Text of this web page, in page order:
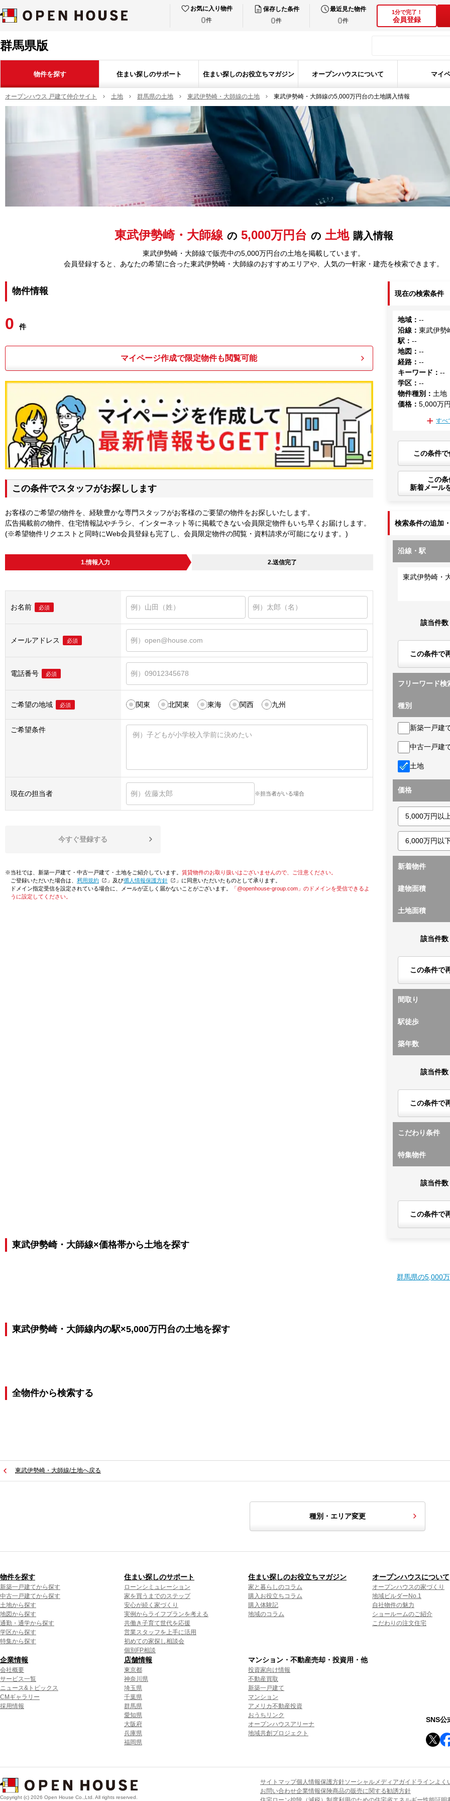
お気に入り物件
0件
保存した条件
0件
最近見た物件
0件
1分で完了！
会員登録
群馬県版
物件を探す 住まい探しのサポート 住まい探しのお役立ちマガジン オープンハウスについて マイ
オープンハウス 戸建て仲介サイト 土地 群馬県の土地 東武伊勢崎・大師線の土地 東武伊勢崎・大師線の5,000万円台の土地購入情報
東武伊勢崎・大師線 の 5,000万円台 の 土地 購入情報
東武伊勢崎・大師線で販売中の5,000万円台の土地を掲載しています。
会員登録すると、あなたの希望に合った東武伊勢崎・大師線のおすすめエリアや、人気の一軒家・建売を検索できます。
物件情報
0 件
マイページ作成で限定物件も閲覧可能
この条件でスタッフがお探しします
お客様のご希望の物件を、経験豊かな専門スタッフがお客様のご要望の物件をお探しいたします。
広告掲載前の物件、住宅情報誌やチラシ、インターネット等に掲載できない会員限定物件もいち早くお届けします。
(※希望物件リクエストと同時にWeb会員登録も完了し、会員限定物件の閲覧・資料請求が可能になります。)
1.情報入力 2.送信完了
お名前 必須
メールアドレス 必須
電話番号 必須
ご希望の地域 必須 関東 北関東 東海 関西 九州
ご希望条件
現在の担当者 ※担当者がいる場合
今すぐ登録する
※当社では、新築一戸建て・中古一戸建て・土地をご紹介しています。 賃貸物件のお取り扱いはございませんので、ご注意ください。
ご登録いただいた場合は、「利用規約 」及び「個人情報保護方針
」に同意いただいたものとして承ります。
ドメイン指定受信を設定されている場合に、メールが正しく届かないことがございます。
「@openhouse-group.com」のドメインを受信できるよ
うに設定してください。
現在の検索条件
地域 ：--
沿線 ：東武伊勢
駅 ：--
地図 ：--
経路 ：--
キーワード ：--
学区 ：--
物件種別 ： 土地
価格 ：5,000万
すべ
この条件
この
新着メール
検索条件の追加
沿線・駅
東武伊勢崎・
該当件数
この条件で
フリーワード検
種別
新築一戸建
中古一戸建
土地
価格
新着物件
建物面積
土地面積
該当件数
この条件で
間取り
駅徒歩
築年数
該当件数
この条件で
こだわり条件
特集物件
該当件数
この条件で
東武伊勢崎・大師線×価格帯から土地を探す
群馬県の5,000
東武伊勢崎・大師線内の駅×5,000万円台の土地を探す
全物件から検索する
東武伊勢崎・大師線/土地へ戻る
種別・エリア変更
物件を探す
新築一戸建てから探す
中古一戸建てから探す
土地から探す
地図から探す
通勤・通学から探す
学区から探す
特集から探す
住まい探しのサポート
ローンシミュレーション
家を買うまでのステップ
安心が続く家づくり
実例からライフプランを考える
共働き子育て世代を応援
営業スタッフを上手に活用
初めての家探し相談会
個別FP相談
住まい探しのお役立ちマガジン
家と暮らしのコラム
購入お役立ちコラム
購入体験記
地域のコラム
オープンハウスについて
オープンハウスの家づくり
地域ビルダーNo.1
自社物件の魅力
ショールームのご紹介
こだわりの注文住宅
企業情報
会社概要
サービス一覧
ニュース&トピックス
CMギャラリー
採用情報
店舗情報
東京都
神奈川県
埼玉県
千葉県
群馬県
愛知県
大阪府
兵庫県
福岡県
マンション・不動産売却・投資用・他
投資家向け情報
不動産買取
新築一戸建て
マンション
アメリカ不動産投資
おうちリンク
オープンハウスアリーナ
地域共創プロジェクト
SNS公
Copyright (c) 2026 Open House Co.,Ltd. All rights reserved.
サイトマップ個人情報保護方針ソーシャルメディアガイドラインよく
お問い合わせ企業情報保険商品の販売に関する勧誘方針